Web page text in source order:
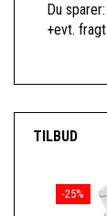
Du sparer:
+evt. fragt
TILBUD
-25%